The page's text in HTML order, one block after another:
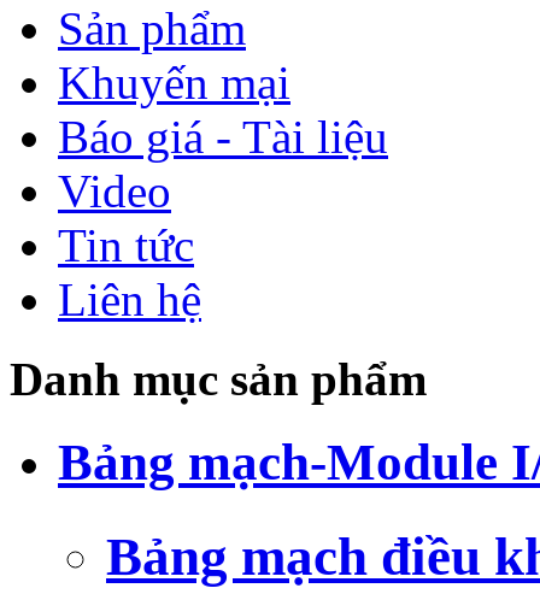
Sản phẩm
Khuyến mại
Báo giá - Tài liệu
Video
Tin tức
Liên hệ
Danh mục sản phẩm
Bảng mạch-Module
Bảng mạch điều